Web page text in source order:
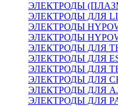
ЭЛЕКТРОДЫ
ЭЛЕКТРОДЫ ДЛЯ
ЭЛЕКТРОДЫ
ЭЛЕКТРОДЫ
ЭЛЕКТРОДЫ ДЛЯ
ЭЛЕКТРОДЫ ДЛЯ
ЭЛЕКТРОДЫ ДЛЯ
ЭЛЕКТРОДЫ ДЛЯ
ЭЛЕКТРОДЫ ДЛЯ
ЭЛЕКТРОДЫ ДЛЯ